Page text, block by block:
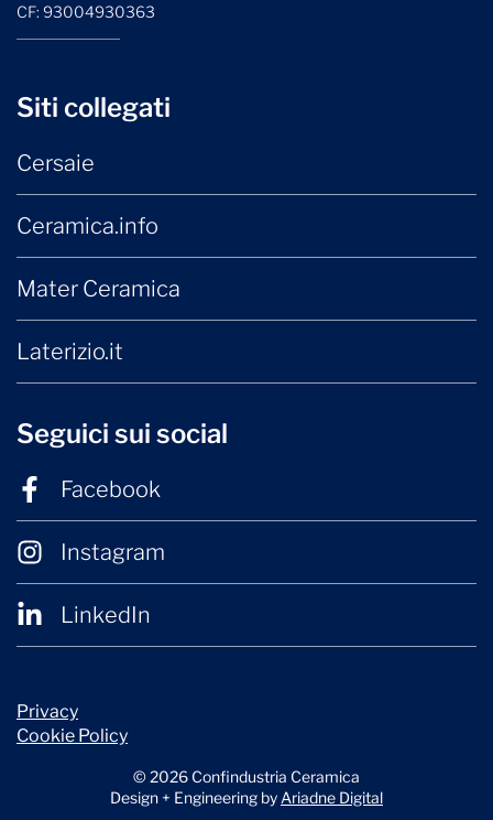
CF: 93004930363
Siti collegati
Cersaie
Ceramica.info
Mater Ceramica
Laterizio.it
Seguici sui social
Facebook
Instagram
LinkedIn
Privacy
Cookie Policy
© 2026 Confindustria Ceramica
Design + Engineering by Ariadne Digital